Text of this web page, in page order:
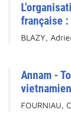
française
BLAZY,
Annam -
FOURNIAU,